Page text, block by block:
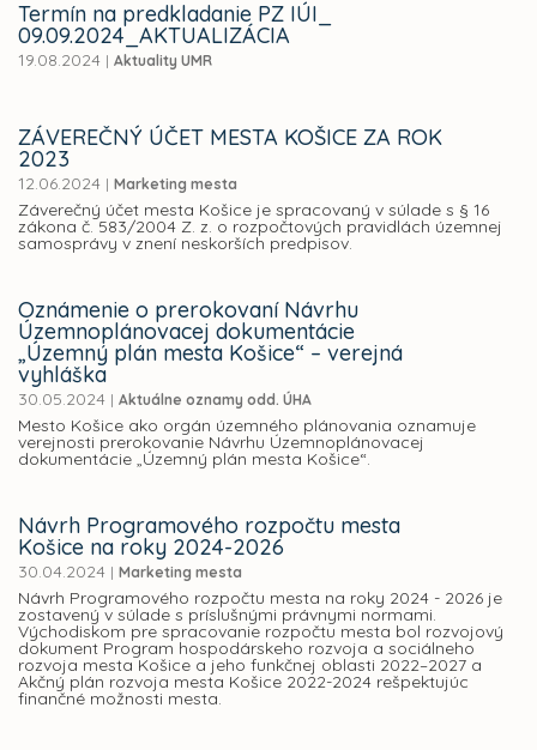
Termín na predkladanie PZ IÚI_
09.09.2024_AKTUALIZÁCIA
19.08.2024 | Aktuality UMR
ZÁVEREČNÝ ÚČET MESTA KOŠICE ZA ROK
2023
12.06.2024 | Marketing mesta
Záverečný účet mesta Košice je spracovaný v súlade s § 16
zákona č. 583/2004 Z. z. o rozpočtových pravidlách územnej
samosprávy v znení neskorších predpisov.
Oznámenie o prerokovaní Návrhu
Územnoplánovacej dokumentácie
„Územný plán mesta Košice“ – verejná
vyhláška
30.05.2024 | Aktuálne oznamy odd. ÚHA
Mesto Košice ako orgán územného plánovania oznamuje
verejnosti prerokovanie Návrhu Územnoplánovacej
dokumentácie „Územný plán mesta Košice“.
Návrh Programového rozpočtu mesta
Košice na roky 2024-2026
30.04.2024 | Marketing mesta
Návrh Programového rozpočtu mesta na roky 2024 - 2026 je
zostavený v súlade s príslušnými právnymi normami.
Východiskom pre spracovanie rozpočtu mesta bol rozvojový
dokument Program hospodárskeho rozvoja a sociálneho
rozvoja mesta Košice a jeho funkčnej oblasti 2022–2027 a
Akčný plán rozvoja mesta Košice 2022-2024 rešpektujúc
finančné možnosti mesta.